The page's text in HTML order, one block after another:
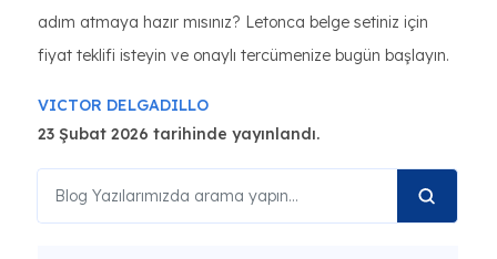
adım atmaya hazır mısınız? Letonca belge setiniz için
fiyat teklifi isteyin ve onaylı tercümenize bugün başlayın.
VICTOR DELGADILLO
23 Şubat 2026 tarihinde yayınlandı.